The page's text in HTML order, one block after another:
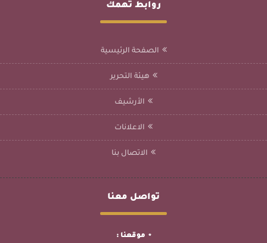
روابط تهمك
الصفحة الرئيسية
هيئة التحرير
الأرشيف
الاعلانات
الاتصال بنا
تواصل معنا
موقعنا :